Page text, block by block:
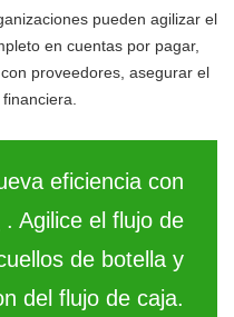
pueden agilizar el
en cuentas por pagar,
proveedores, asegurar el
eficiencia con
. Agilice el flujo de
de botella y
del flujo de caja.